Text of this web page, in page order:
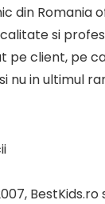
din Romania
si
pe client, pe
nu in ultimul